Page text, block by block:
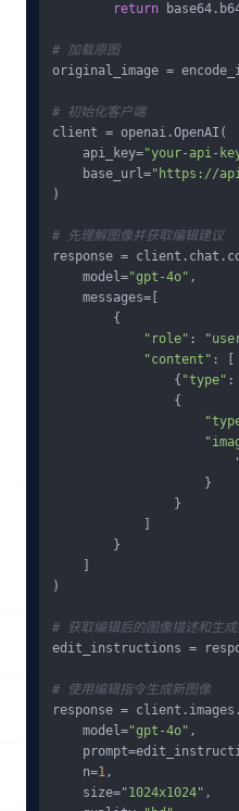
return
# 加载原图
original_image =
# 初始化客户端
client = openai.OpenAI(
    api_key=
"your-api-
    base_url=
"https://
)
# 先理解图像并获取编辑建议
response =
    model=
"gpt-4o" ,
    messages=[
        {
"role" :
"content" : [
                {
"type" :
                {
                    }
                }
        }
)
# 获取编辑后的图像描述和生成
edit_instructions =
# 使用编辑指令生成新图像
response =
    model=
"gpt-4o" ,
    n=
1,
    size=
"1024x1024" ,